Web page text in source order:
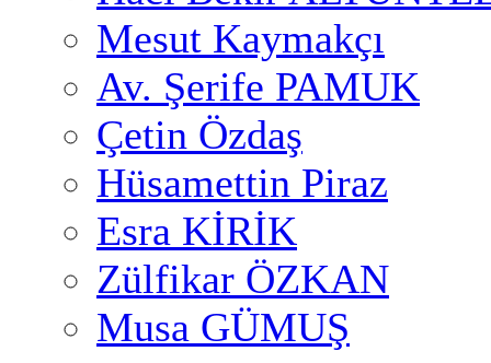
Mesut Kaymakçı
Av. Şerife PAMUK
Çetin Özdaş
Hüsamettin Piraz
Esra KİRİK
Zülfikar ÖZKAN
Musa GÜMUŞ